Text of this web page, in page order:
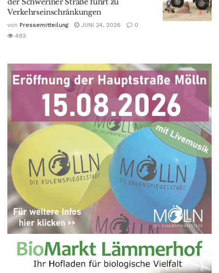
Verkehrseinschränkungen
von Pressemitteilung JUNI 24, 2026
0
493